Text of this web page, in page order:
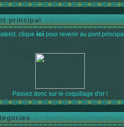
principal
clique ici pour revenir au pont principal
Passez donc sur le coquillage d'or !